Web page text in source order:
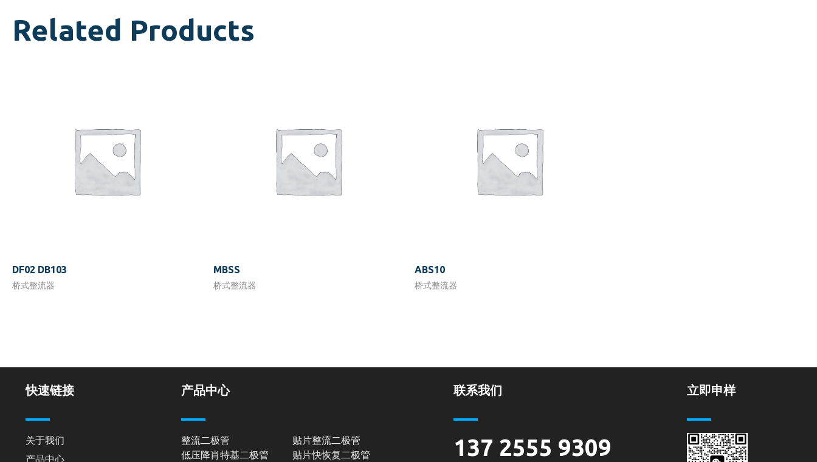
Related Products
DF02 DB103
桥式整流器
MBSS
桥式整流器
ABS10
桥式整流器
快速链接
关于我们
产品中心
产品中心
整流二极管
低压降肖特基二极管
贴片整流二极管
贴片快恢复二极管
联系我们
137 2555 9309
立即申样